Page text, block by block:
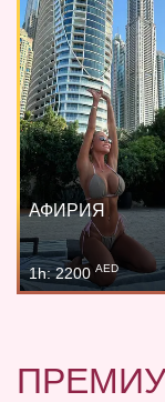
АФИРИЯ
1h: 2200 AED